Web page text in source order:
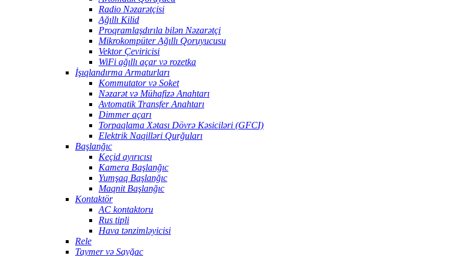
Radio Nəzarətçisi
Ağıllı Kilid
Proqramlaşdırıla bilən Nəzarətçi
Mikrokompüter Ağıllı Qoruyucusu
Vektor Çeviricisi
WiFi ağıllı açar və rozetka
İşıqlandırma Armaturları
Kommutator və Soket
Nəzarət və Mühafizə Anahtarı
Avtomatik Transfer Anahtarı
Dimmer açarı
Torpaqlama Xətası Dövrə Kəsiciləri (GFCI)
Elektrik Naqilləri Qurğuları
Başlanğıc
Keçid ayırıcısı
Kamera Başlanğıc
Yumşaq Başlanğıc
Maqnit Başlanğıc
Kontaktör
AC kontaktoru
Rus tipli
Hava tənzimləyicisi
Rele
Taymer və Sayğac